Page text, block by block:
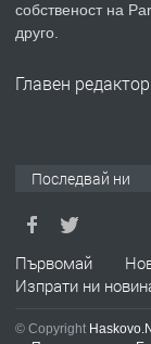
ПРЕДЛАГА
собственост на
друго.
Главен редактор
Последвай ни
Първомай
Изпрати ни
© Copyright